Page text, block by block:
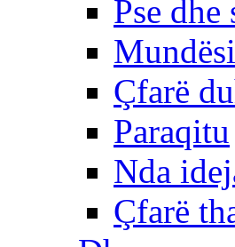
Pse
Çfarë
Paraqitu
Nda
Çfarë